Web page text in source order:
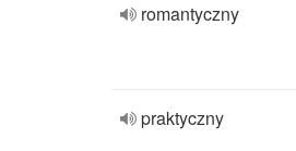
romantyczny
praktyczny